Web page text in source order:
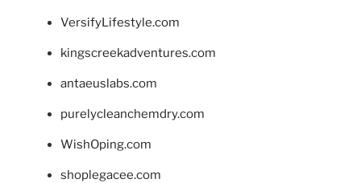
VersifyLifestyle.com
kingscreekadventures.com
antaeuslabs.com
purelycleanchemdry.com
WishOping.com
shoplegacee.com